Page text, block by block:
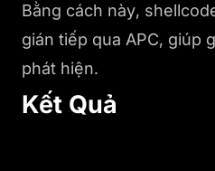
Bằng cách này,
gián tiếp qua APC, giúp
phát hiện.
Kết Quả